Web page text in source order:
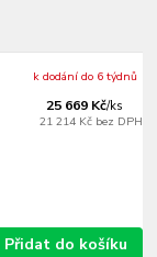
25 669 Kč/ks
21 214 Kč bez DPH
k dodání do 6 týdnů
Přidat do košíku